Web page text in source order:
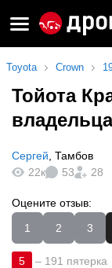
Toyota Crown
Тойота
владельца
Сергей Тамбов
22к
53 28
Оцените отзыв:
1
2 3
5 – 191 пятерка